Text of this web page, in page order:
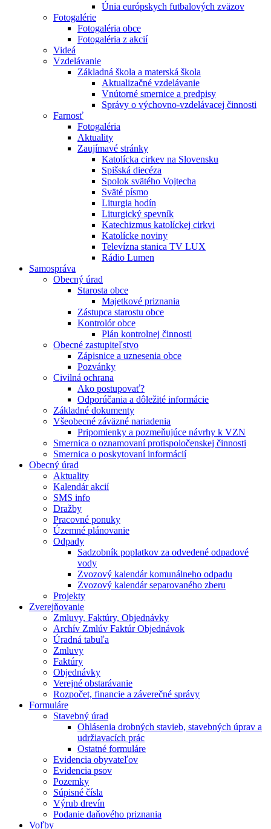
Únia európskych futbalových zväzov
Fotogalérie
Fotogaléria obce
Fotogaléria z akcií
Videá
Vzdelávanie
Základná škola a materská škola
Aktualizačné vzdelávanie
Vnútorné smernice a predpisy
Správy o výchovno-vzdelávacej činnosti
Farnosť
Fotogaléria
Aktuality
Zaujímavé stránky
Katolícka cirkev na Slovensku
Spišská diecéza
Spolok svätého Vojtecha
Sväté písmo
Liturgia hodín
Liturgický spevník
Katechizmus katolíckej cirkvi
Katolícke noviny
Televízna stanica TV LUX
Rádio Lumen
Samospráva
Obecný úrad
Starosta obce
Majetkové priznania
Zástupca starostu obce
Kontrolór obce
Plán kontrolnej činnosti
Obecné zastupiteľstvo
Zápisnice a uznesenia obce
Pozvánky
Civilná ochrana
Ako postupovať?
Odporúčania a dôležité informácie
Základné dokumenty
Všeobecné záväzné nariadenia
Pripomienky a pozmeňujúce návrhy k VZN
Smernica o oznamovaní protispoločenskej činnosti
Smernica o poskytovaní informácií
Obecný úrad
Aktuality
Kalendár akcií
SMS info
Dražby
Pracovné ponuky
Územné plánovanie
Odpady
Sadzobník poplatkov za odvedené odpadové
vody
Zvozový kalendár komunálneho odpadu
Zvozový kalendár separovaného zberu
Projekty
Zverejňovanie
Zmluvy, Faktúry, Objednávky
Archív Zmlúv Faktúr Objednávok
Úradná tabuľa
Zmluvy
Faktúry
Objednávky
Verejné obstarávanie
Rozpočet, financie a záverečné správy
Formuláre
Stavebný úrad
Ohlásenia drobných stavieb, stavebných úprav a
udržiavacích prác
Ostatné formuláre
Evidencia obyvateľov
Evidencia psov
Pozemky
Súpisné čísla
Výrub drevín
Podanie daňového priznania
Voľby